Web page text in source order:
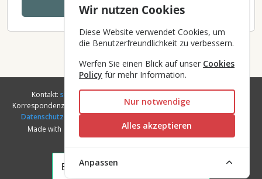
Berechnen
Wir nutzen Cookies
Diese Website verwendet Cookies, um
die Benutzerfreundlichkeit zu verbessern.
Werfen Sie einen Blick auf unser Cookies
Policy für mehr Information.
Nur notwendige
Alles akzeptieren
Anpassen
Kontakt: support@meatpoint.io
Korrespondenz enthaltenen personenbezogenen Daten werden gemäß
Datenschutzerklärung
AGB
Made with
Copyright © 2020–2026 Impassable. All Rights